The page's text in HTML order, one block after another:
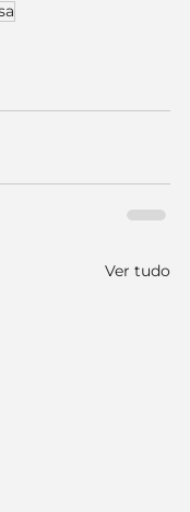
Ver tudo